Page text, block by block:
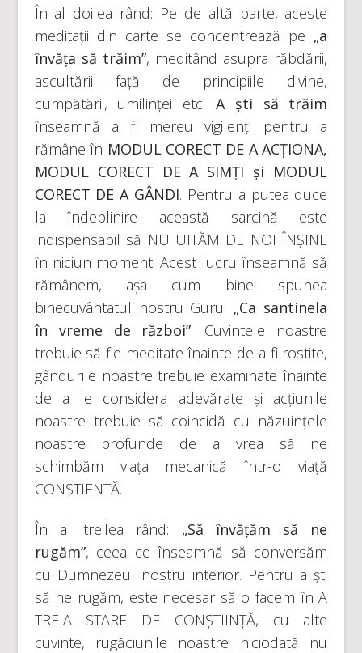
În al doilea rând: Pe de altă parte, aceste
meditații din carte se concentrează pe „a
învăța să trăim”, meditând asupra răbdării,
ascultării față de principiile divine,
cumpătării, umilinței etc. A ști să trăim
înseamnă a fi mereu vigilenți pentru a
rămâne în MODUL CORECT DE A ACȚIONA,
MODUL CORECT DE A SIMȚI și MODUL
CORECT DE A GÂNDI. Pentru a putea duce
la îndeplinire această sarcină este
indispensabil să NU UITĂM DE NOI ÎNȘINE
în niciun moment. Acest lucru înseamnă să
rămânem, așa cum bine spunea
binecuvântatul nostru Guru: „Ca santinela
în vreme de război”. Cuvintele noastre
trebuie să fie meditate înainte de a fi rostite,
gândurile noastre trebuie examinate înainte
de a le considera adevărate și acțiunile
noastre trebuie să coincidă cu năzuințele
noastre profunde de a vrea să ne
schimbăm viața mecanică într-o viață
CONȘTIENTĂ.
În al treilea rând: „Să învățăm să ne
rugăm”, ceea ce înseamnă să conversăm
cu Dumnezeul nostru interior. Pentru a ști
să ne rugăm, este necesar să o facem în A
TREIA STARE DE CONȘTIINȚĂ, cu alte
cuvinte, rugăciunile noastre niciodată nu